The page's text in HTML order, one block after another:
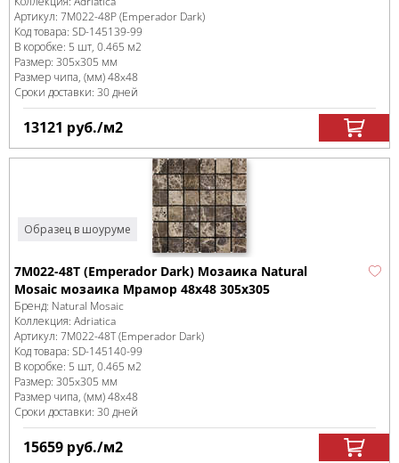
Артикул: 7M022-48P (Emperador Dark)
Код товара: SD-145139-99
В коробке: 5 шт, 0.465 м2
Размер: 305x305 мм
Размер чипа, (мм)48x48
Сроки доставки: 30 дней
13121 руб./м2
Образец в шоуруме
7M022-48T (Emperador Dark) Мозаика Natural
Mosaic мозаика Мрамор 48х48 305х305
Бренд: Natural Mosaic
Коллекция: Adriatica
Артикул: 7M022-48T (Emperador Dark)
Код товара: SD-145140-99
В коробке: 5 шт, 0.465 м2
Размер: 305x305 мм
Размер чипа, (мм)48x48
Сроки доставки: 30 дней
15659 руб./м2